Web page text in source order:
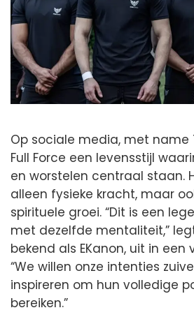
Op sociale media, met name
Full Force een levensstijl
en worstelen centraal staan.
alleen fysieke kracht, maar
spirituele groei. “Dit is een
met dezelfde mentaliteit,”
bekend als EKanon, uit in een
“We willen onze intenties
inspireren om hun volledige
bereiken.”